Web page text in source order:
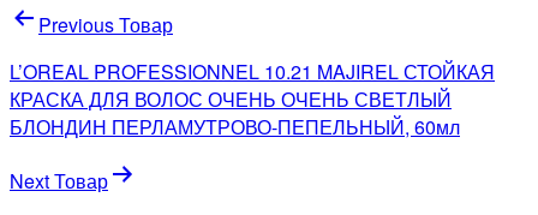
Навигация
по
записям
Previous Товар
L’OREAL PROFESSIONNEL 10.21 MAJIREL СТОЙКАЯ
КРАСКА ДЛЯ ВОЛОС ОЧЕНЬ ОЧЕНЬ СВЕТЛЫЙ
БЛОНДИН ПЕРЛАМУТРОВО-ПЕПЕЛЬНЫЙ, 60мл
Next Товар